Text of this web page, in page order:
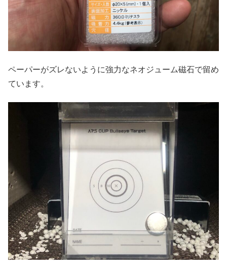
ペーパーがズレないように強力なネオジューム磁石で留め
ています。